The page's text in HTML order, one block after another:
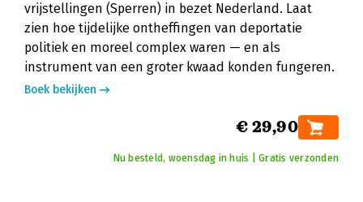
vrijstellingen (Sperren) in bezet Nederland. Laat
zien hoe tijdelijke ontheffingen van deportatie
politiek en moreel complex waren — en als
instrument van een groter kwaad konden fungeren.
Boek bekijken
€ 29,90
Nu besteld, woensdag in huis | Gratis verzonden